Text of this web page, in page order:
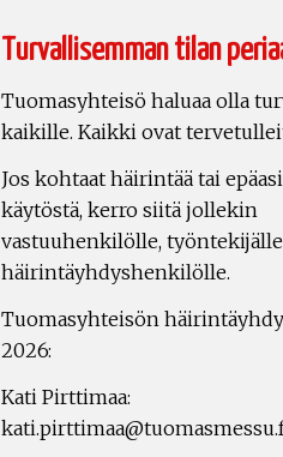
Turvallisemman tilan
Tuomasyhteisö haluaa olla
kaikille. Kaikki ovat
Jos kohtaat häirintää tai
käytöstä, kerro siitä jollekin
vastuuhenkilölle,
häirintäyhdyshenkilölle.
Tuomasyhteisön
2026:
Kati Pirttimaa: